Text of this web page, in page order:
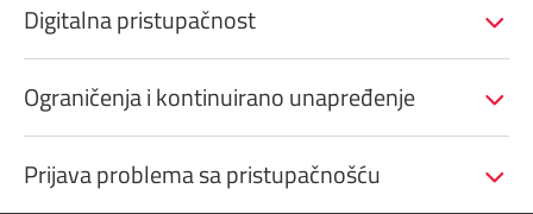
Digitalna pristupačnost
Ograničenja i kontinuirano unapređenje
Prijava problema sa pristupačnošću